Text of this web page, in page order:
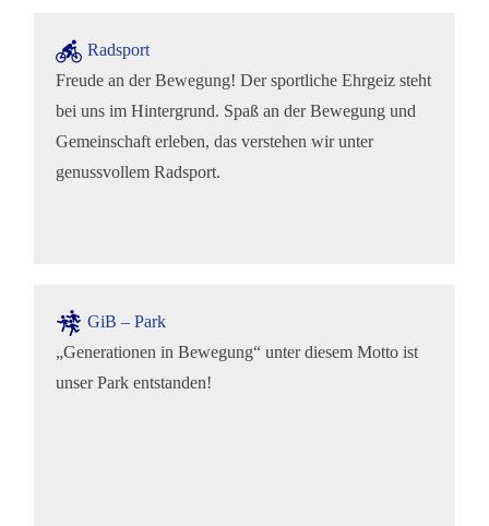
Radsport
Freude an der Bewegung! Der sportliche Ehrgeiz steht
bei uns im Hintergrund. Spaß an der Bewegung und
Gemeinschaft erleben, das verstehen wir unter
genussvollem Radsport.
GiB – Park
„Generationen in Bewegung“ unter diesem Motto ist
unser Park entstanden!